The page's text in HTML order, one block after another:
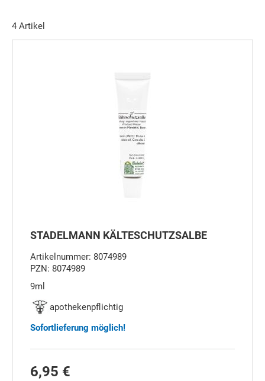
4 Artikel
STADELMANN KÄLTESCHUTZSALBE
Artikelnummer: 8074989
PZN: 8074989
9ml
apothekenpflichtig
Sofortlieferung möglich!
6,95 €